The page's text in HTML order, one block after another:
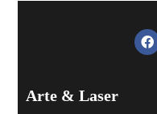
Arte & Laser